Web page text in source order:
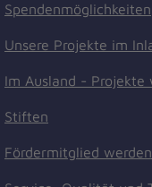
Spendenmöglichkeiten
Unsere Projekte im
Im Ausland -
Stiften
Fördermitglied werden